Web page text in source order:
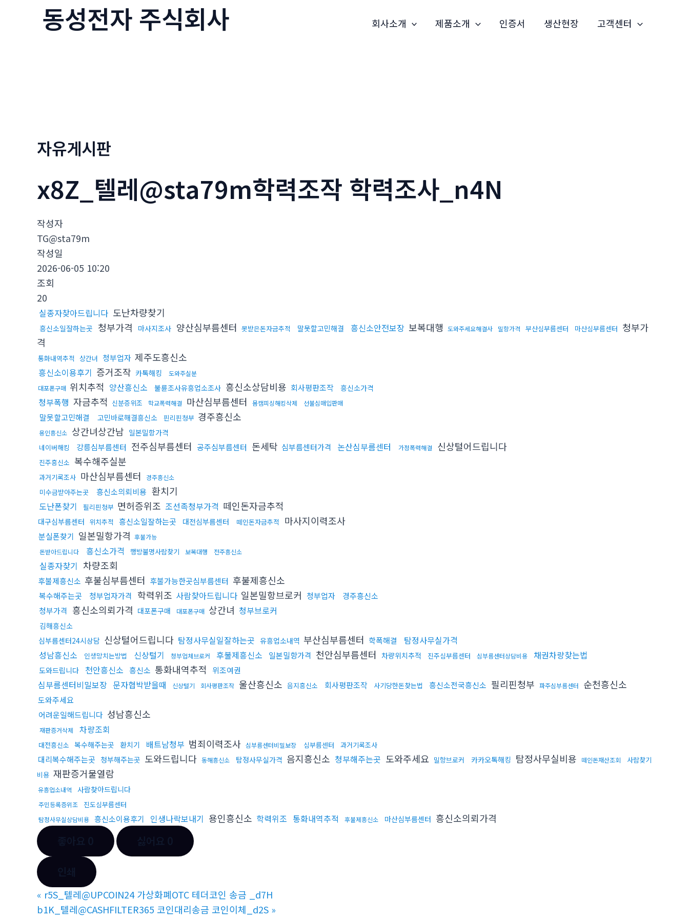
동성전자 주식회사 회사소개 제품소개 인증서 생산현장 고객센터
자유게시판
x8Z_텔레@sta79m학력조작 학력조사_n4N
작성자
TG@sta79m
작성일
2026-06-05 10:20
조회
20
실종자찾아드립니다 도난차량찾기
흥신소일잘하는곳 청부가격 마사지조사 양산심부름센터 못받은돈자금추적 말못할고민해결 흥신소안전보장 보복대행 도와주세요해결사 밀항가격 부산심부름센터 마산심부름센터 청부가
격
통화내역추적 상간녀 청부업자 제주도흥신소
흥신소이용후기 증거조작 카톡해킹
도와주실분
대포폰구매 위치추적 양산흥신소 불륜조사유흥업소조사 흥신소상담비용 회사평판조작 흥신소가격
청부폭행 자금추적 신분증위조 학교폭력해결 마산심부름센터 몸캠피싱해킹삭제 선불심매입판매
말못할고민해결 고민바로해결흥신소 핀리핀청부 경주흥신소
용인흥신소 상간녀상간남 일본밀항가격
네이버해킹 강릉심부름센터 전주심부름센터 공주심부름센터 돈세탁 심부름센터가격 논산심부름센터 가정폭력해결 신상털어드립니다
진주흥신소 복수해주실분
과거기록조사 마산심부름센터 경주흥신소
미수금받아주는곳 흥신소의뢰비용 환치기
도난폰찾기 필리핀청부 면허증위조 조선족청부가격 떼인돈자금추적
대구심부름센터 위치추적 흥신소일잘하는곳 대전심부름센터 떼인돈자금추적 마사지이력조사
분실폰찾기 일본밀항가격 후불가능
돈받아드립니다
흥신소가격 행방불명사람찾기 보복대행 전주흥신소
실종자찾기 차량조회
후불제흥신소 후불심부름센터 후불가능한곳심부름센터 후불제흥신소
복수해주는곳 청부업자가격 학력위조 사람찾아드립니다 일본밀항브로커 청부업자
경주흥신소
청부가격 흥신소의뢰가격 대포폰구매 대포폰구매 상간녀 청부브로커
김해흥신소
심부름센터24시상담 신상털어드립니다 탐정사무실일잘하는곳 유흥업소내역 부산심부름센터 학폭해결
탐정사무실가격
성남흥신소
인생망치는방법 신상털기 청부업체브로커 후불제흥신소 일본밀항가격 천안심부름센터 차량위치추적 진주심부름센터 심부름센터상담비용 채권차량찾는법
도와드립니다 천안흥신소 흥신소 통화내역추적 위조여권
심부름센터비밀보장 문자협박받을때 신상털기 회사평판조작 울산흥신소 음지흥신소 회사평판조작 사기당한돈찾는법 흥신소전국흥신소 필리핀청부 파주심부름센터 순천흥신소
도와주세요
어려운일해드립니다 성남흥신소
재판증거삭제 차량조회
대전흥신소 복수해주는곳 환치기 배트남청부 범죄이력조사 심부름센터비밀보장 심부름센터 과거기록조사
대리복수해주는곳 청부해주는곳 도와드립니다 동해흥신소 탐정사무실가격 음지흥신소 청부해주는곳 도와주세요 밀항브로커 카카오톡해킹 탐정사무실비용 떼인돈재산조회
사람찾기
비용 재판증거물열람
유흥업소내역 사람찾아드립니다
주민등록증위조 진도심부름센터
탐정사무실상담비용 흥신소이용후기 인생나락보내기 용인흥신소 학력위조 통화내역추적 후불제흥신소 마산심부름센터 흥신소의뢰가격
« r5S_텔레@UPCOIN24 가상화폐OTC 테더코인 송금 _d7H
b1K_텔레@CASHFILTER365 코인대리송금 코인이체_d2S »